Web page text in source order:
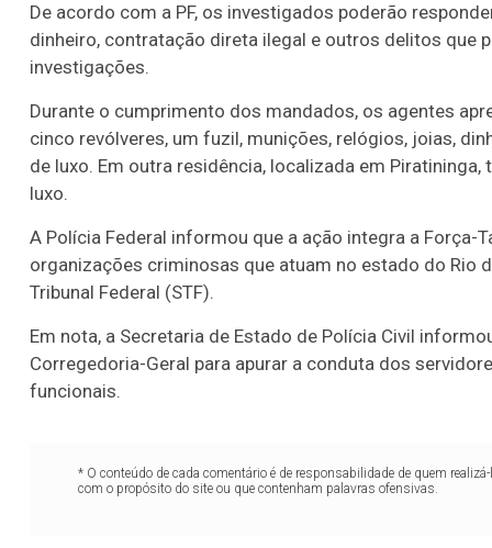
De acordo com a PF, os investigados poderão
dinheiro, contratação direta ilegal e outros delitos que
investigações.
Durante o cumprimento dos mandados, os agentes
cinco revólveres, um fuzil, munições, relógios, joias,
de luxo. Em outra residência, localizada em
luxo.
A Polícia Federal informou que a ação integra a Força-
organizações criminosas que atuam no estado do Rio
Tribunal Federal (STF).
Em nota, a Secretaria de Estado de Polícia Civil
Corregedoria-Geral para apurar a conduta dos
funcionais.
* O conteúdo de cada comentário é de responsabilidade de quem
com o propósito do site ou que contenham palavras ofensivas.